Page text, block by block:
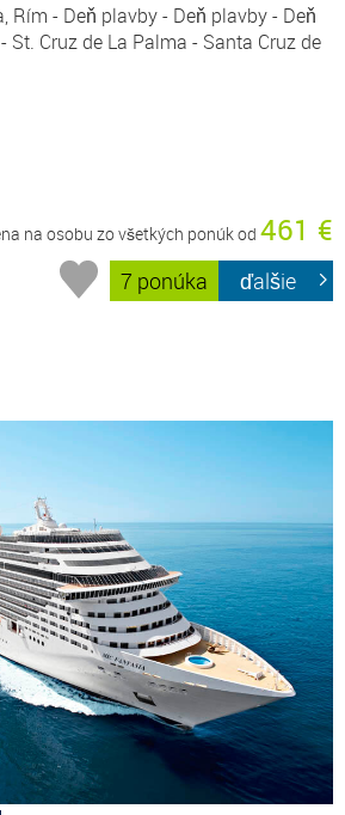
Rím - Deň plavby - Deň plavby - Deň
St. Cruz de La Palma - Santa Cruz de
na osobu zo všetkých ponúk od 461 €
7 ponúka ďalšie